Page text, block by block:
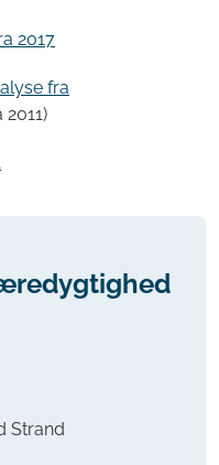
2017
fra
Strand